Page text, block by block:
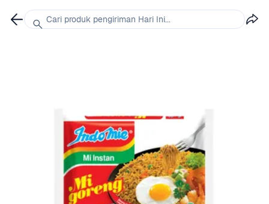
Cari produk pengiriman Hari Ini...